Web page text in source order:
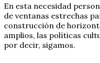
En esta necesidad
de ventanas estrechas
construcción de
amplios, las políticas
por decir, sigamos.